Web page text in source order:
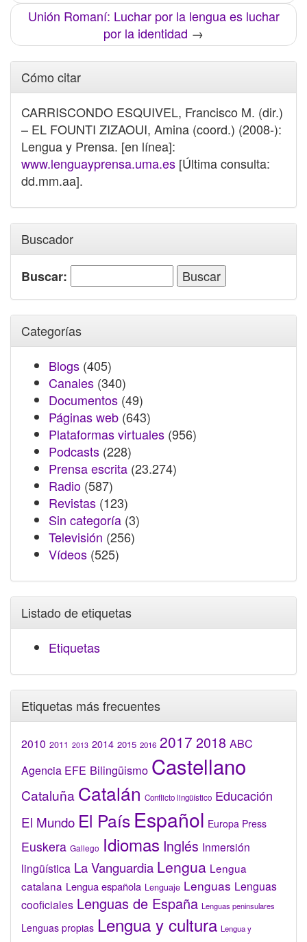
Unión Romaní: Luchar por la lengua es luchar
por la identidad →
Cómo citar
CARRISCONDO ESQUIVEL, Francisco M. (dir.)
– EL FOUNTI ZIZAOUI, Amina (coord.) (2008-):
Lengua y Prensa. [en línea]:
www.lenguayprensa.uma.es [Última consulta:
dd.mm.aa].
Buscador
Buscar:
Categorías
Blogs (405)
Canales (340)
Documentos (49)
Páginas web (643)
Plataformas virtuales (956)
Podcasts (228)
Prensa escrita (23.274)
Radio (587)
Revistas (123)
Sin categoría (3)
Televisión (256)
Vídeos (525)
Listado de etiquetas
Etiquetas
Etiquetas más frecuentes
2010 2011 2013 2014 2015 2016 2017 2018 ABC
Agencia EFE Bilingüismo Castellano
Cataluña Catalán Conflicto lingüístico Educación
El Mundo El País Español Europa Press
Euskera Gallego Idiomas Inglés Inmersión
lingüística La Vanguardia Lengua Lengua
catalana Lengua española Lenguaje Lenguas Lenguas
cooficiales Lenguas de España Lenguas peninsulares
Lenguas propias Lengua y cultura Lengua y